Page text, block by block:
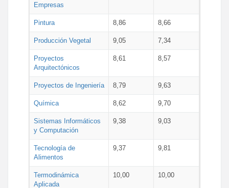
Empresas
Pintura 8,86 8,66
Producción Vegetal 9,05 7,34
Proyectos
Arquitectónicos
8,61 8,57
Proyectos de Ingeniería 8,79 9,63
Química 8,62 9,70
Sistemas Informáticos
y Computación
9,38 9,03
Tecnología de
Alimentos
9,37 9,81
Termodinámica
Aplicada
10,00 10,00